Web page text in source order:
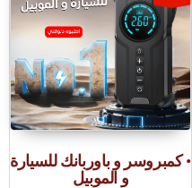
• كمبروسر و باوربانك للسيارة
و الموبيل